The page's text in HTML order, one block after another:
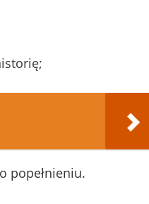
popełnieniu.